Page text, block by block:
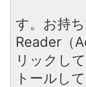
す。お持
Reader（
リックし
トールし